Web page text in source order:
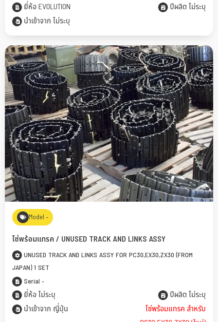
ยี่ห้อ EVOLUTION
ปีผลิต ไม่ระบุ
นำเข้าจาก ไม่ระบุ
Model -
โซ่พร้อมแทรค / UNUSED TRACK AND LINKS ASSY
UNUSED TRACK AND LINKS ASSY FOR PC30,EX30,ZX30 (FROM
JAPAN) 1 SET
Serial -
ยี่ห้อ ไม่ระบุ
ปีผลิต ไม่ระบุ
นำเข้าจาก ญี่ปุ่น
โซ่พร้อมแทรค สำหรับ